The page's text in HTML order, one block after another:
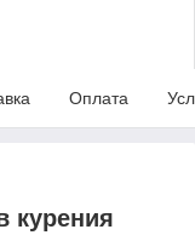
Оплата
курения